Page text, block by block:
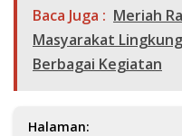
Baca Juga : Meriah
Masyarakat
Berbagai Kegiatan
Halaman: